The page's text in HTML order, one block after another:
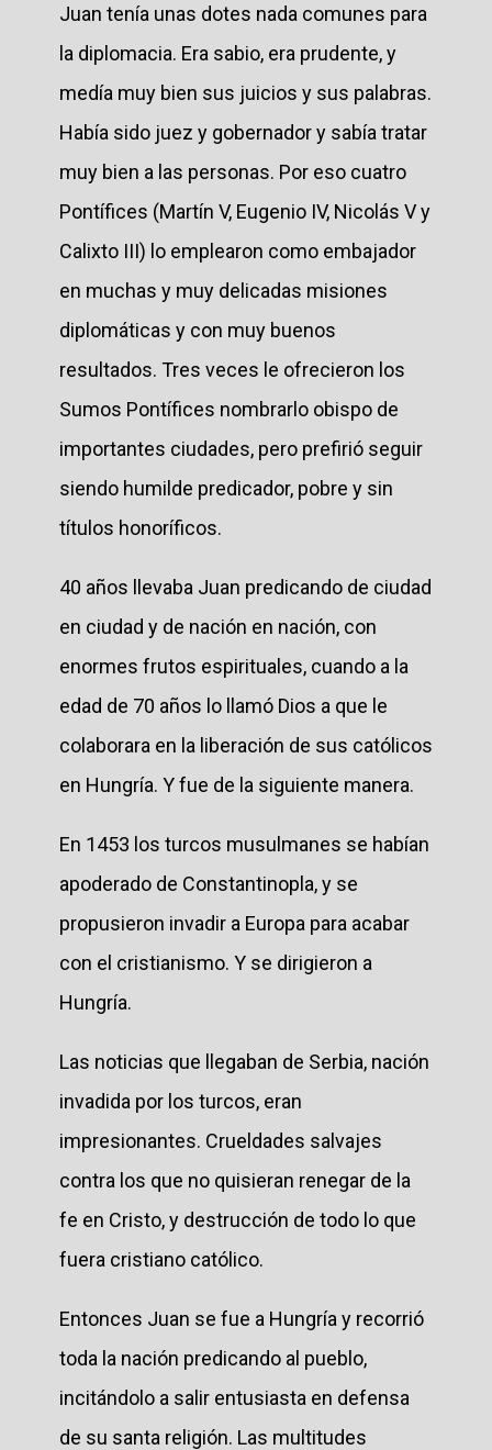
Juan tenía unas dotes nada comunes para
la diplomacia. Era sabio, era prudente, y
medía muy bien sus juicios y sus palabras.
Había sido juez y gobernador y sabía tratar
muy bien a las personas. Por eso cuatro
Pontífices (Martín V, Eugenio IV, Nicolás V y
Calixto III) lo emplearon como embajador
en muchas y muy delicadas misiones
diplomáticas y con muy buenos
resultados. Tres veces le ofrecieron los
Sumos Pontífices nombrarlo obispo de
importantes ciudades, pero prefirió seguir
siendo humilde predicador, pobre y sin
títulos honoríficos.
40 años llevaba Juan predicando de ciudad
en ciudad y de nación en nación, con
enormes frutos espirituales, cuando a la
edad de 70 años lo llamó Dios a que le
colaborara en la liberación de sus católicos
en Hungría. Y fue de la siguiente manera.
En 1453 los turcos musulmanes se habían
apoderado de Constantinopla, y se
propusieron invadir a Europa para acabar
con el cristianismo. Y se dirigieron a
Hungría.
Las noticias que llegaban de Serbia, nación
invadida por los turcos, eran
impresionantes. Crueldades salvajes
contra los que no quisieran renegar de la
fe en Cristo, y destrucción de todo lo que
fuera cristiano católico.
Entonces Juan se fue a Hungría y recorrió
toda la nación predicando al pueblo,
incitándolo a salir entusiasta en defensa
de su santa religión. Las multitudes